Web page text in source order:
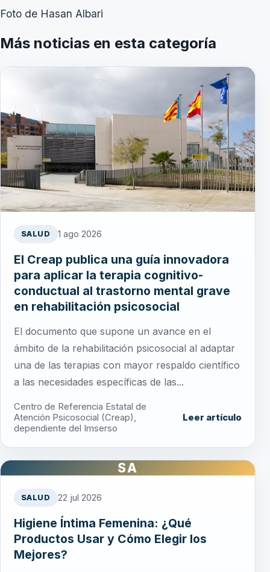
Foto de Hasan Albari
Más noticias en esta categoría
SALUD 1 ago 2026
El Creap publica una guía innovadora
para aplicar la terapia cognitivo-
conductual al trastorno mental grave
en rehabilitación psicosocial
El documento que supone un avance en el
ámbito de la rehabilitación psicosocial al adaptar
una de las terapias con mayor respaldo científico
a las necesidades específicas de las...
Centro de Referencia Estatal de
Atención Psicosocial (Creap),
dependiente del Imserso
Leer artículo
SA
SALUD 22 jul 2026
Higiene Íntima Femenina: ¿Qué
Productos Usar y Cómo Elegir los
Mejores?